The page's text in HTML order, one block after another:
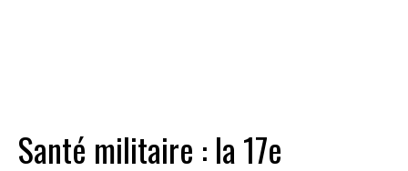
Santé militaire : la 17e